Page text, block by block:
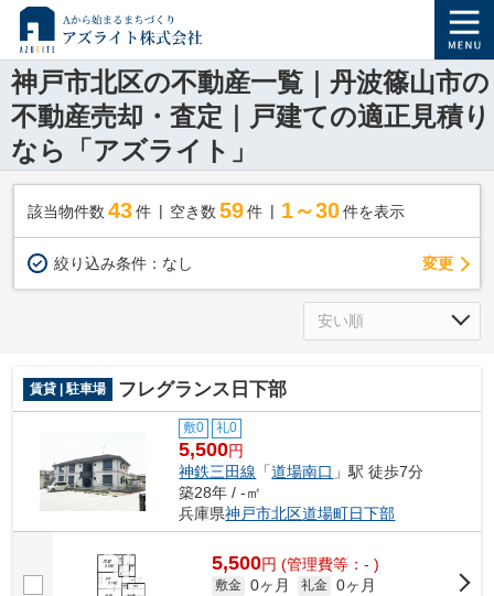
神戸市北区の不動産一覧｜丹波篠山市の
不動産売却・査定｜戸建ての適正見積り
なら「アズライト」
該当物件数 43件 空き数 59 件 1～30 件を表示
絞り込み条件： なし 変更
賃貸 | 駐車場 フレグランス日下部
敷0 礼0
5,500円
神鉄三田線 「道場南口 」駅 徒歩7分
築28年 / -㎡
兵庫県神戸市北区道場町日下部
5,500円 (管理費等：- )
敷金 0ヶ月 礼金 0ヶ月